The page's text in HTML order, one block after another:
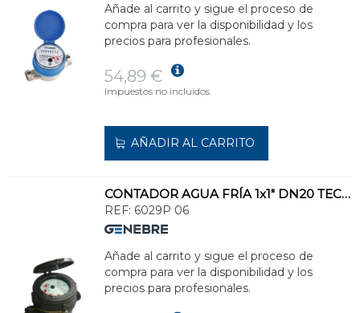
Añade al carrito y sigue el proceso de
compra para ver la disponibilidad y los
precios para profesionales.
54,89 €
Impuestos no incluidos.
AÑADIR AL CARRITO
CONTADOR AGUA FRÍA 1x1" DN20 TECNOPOLÍMERO
REF: 6029P 06
Añade al carrito y sigue el proceso de
compra para ver la disponibilidad y los
precios para profesionales.